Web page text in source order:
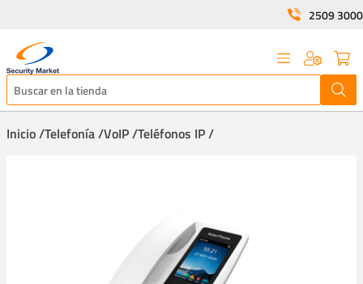
2509 3000
Inicio /Telefonía /VoIP /Teléfonos IP /